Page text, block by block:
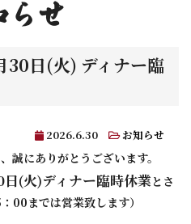
らせ
30日(火) ディナー臨
2026.6.30 お知らせ
誠にありがとうございます。
日(火)ディナー臨時休業とさ
00までは営業致します）